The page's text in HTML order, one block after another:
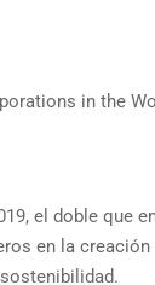
in the
el doble que
en la